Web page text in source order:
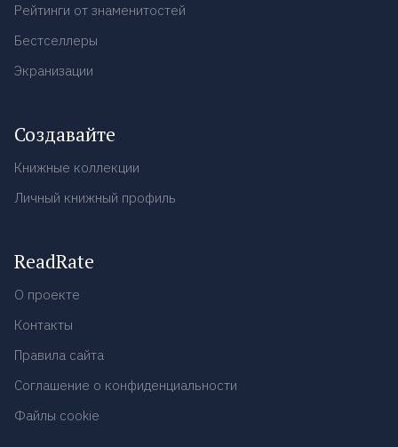
Рейтинги от знаменитостей
Бестселлеры
Экранизации
Создавайте
Книжные коллекции
Личный книжный профиль
ReadRate
О проекте
Контакты
Правила сайта
Соглашение о конфиденциальности
Файлы cookie